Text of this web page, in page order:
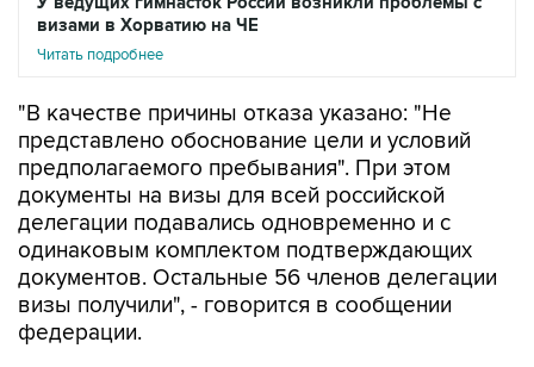
визами в Хорватию на ЧЕ
Читать подробнее
"В качестве причины отказа указано: "Не
представлено обоснование цели и условий
предполагаемого пребывания". При этом
документы на визы для всей российской
делегации подавались одновременно и с
одинаковым комплектом подтверждающих
документов. Остальные 56 членов делегации
визы получили", - говорится в сообщении
федерации.